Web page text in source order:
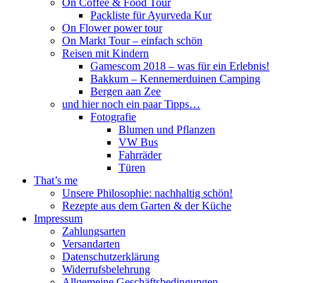
On Coffee & Food Tour
Packliste für Ayurveda Kur
On Flower power tour
On Markt Tour – einfach schön
Reisen mit Kindern
Gamescom 2018 – was für ein Erlebnis!
Bakkum – Kennemerduinen Camping
Bergen aan Zee
und hier noch ein paar Tipps…
Fotografie
Blumen und Pflanzen
VW Bus
Fahrräder
Türen
That’s me
Unsere Philosophie: nachhaltig schön!
Rezepte aus dem Garten & der Küche
Impressum
Zahlungsarten
Versandarten
Datenschutzerklärung
Widerrufsbelehrung